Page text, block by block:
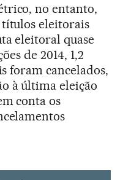
no entanto,
eleitorais
eleitoral quase
de 2014, 1,2
foram cancelados,
à última eleição
conta os